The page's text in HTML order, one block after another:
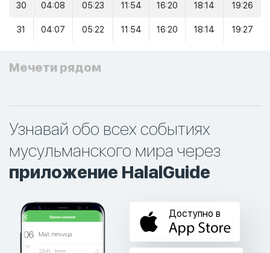
30 04:08 05:23 11:54 16:20 18:14 19:26
31 04:07 05:22 11:54 16:20 18:14 19:27
Мечети рядом
Узнавай обо всех событиях
мусульманского мира через
приложение HalalGuide
Доступно в